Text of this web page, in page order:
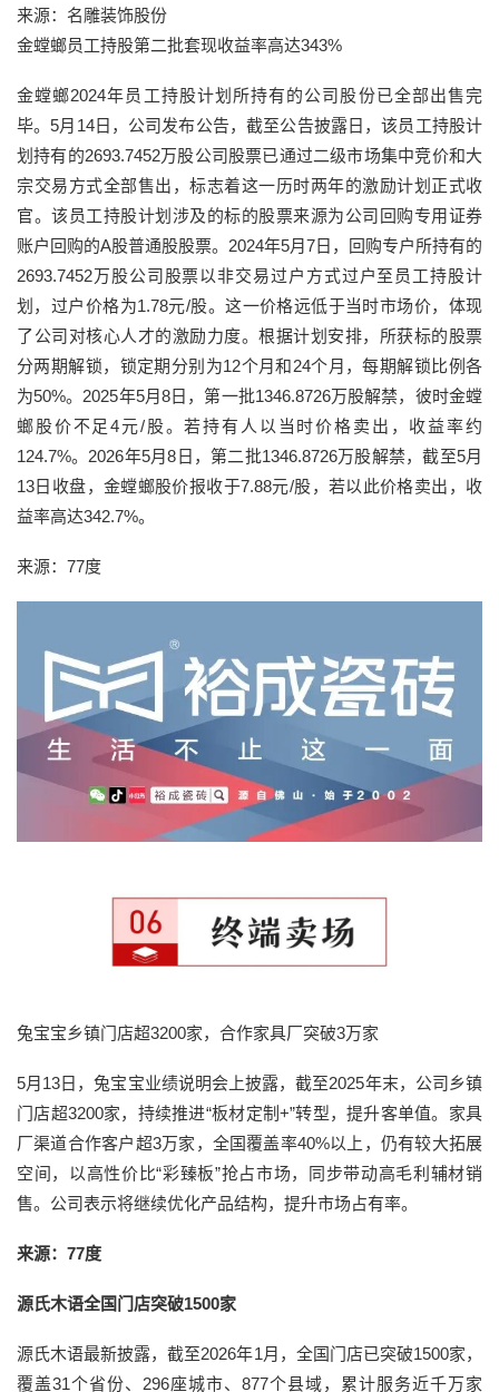
来源：名雕装饰股份
金螳螂员工持股第二批套现收益率高达343%
金螳螂2024年员工持股计划所持有的公司股份已全部出售完
毕。5月14日，公司发布公告，截至公告披露日，该员工持股计
划持有的2693.7452万股公司股票已通过二级市场集中竞价和大
宗交易方式全部售出，标志着这一历时两年的激励计划正式收
官。该员工持股计划涉及的标的股票来源为公司回购专用证券
账户回购的A股普通股股票。2024年5月7日，回购专户所持有的
2693.7452万股公司股票以非交易过户方式过户至员工持股计
划，过户价格为1.78元/股。这一价格远低于当时市场价，体现
了公司对核心人才的激励力度。根据计划安排，所获标的股票
分两期解锁，锁定期分别为12个月和24个月，每期解锁比例各
为50%。2025年5月8日，第一批1346.8726万股解禁，彼时金螳
螂股价不足4元/股。若持有人以当时价格卖出，收益率约
124.7%。2026年5月8日，第二批1346.8726万股解禁，截至5月
13日收盘，金螳螂股价报收于7.88元/股，若以此价格卖出，收
益率高达342.7%。
来源：77度
兔宝宝乡镇门店超3200家，合作家具厂突破3万家
5月13日，兔宝宝业绩说明会上披露，截至2025年末，公司乡镇
门店超3200家，持续推进“板材定制+”转型，提升客单值。家具
厂渠道合作客户超3万家，全国覆盖率40%以上，仍有较大拓展
空间，以高性价比“彩臻板”抢占市场，同步带动高毛利辅材销
售。公司表示将继续优化产品结构，提升市场占有率。
来源：77度
源氏木语全国门店突破1500家
源氏木语最新披露，截至2026年1月，全国门店已突破1500家，
覆盖31个省份、296座城市、877个县域，累计服务近千万家